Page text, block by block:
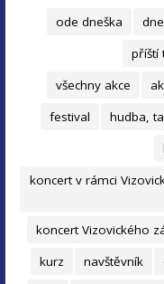
ode dneška
příští
všechny akce
festival
hudba,
koncert v rámci
koncert Vizovického
kurz
navštěvník